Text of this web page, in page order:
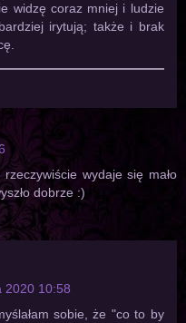
widzę coraz mniej i ludzie
irytują; także i brak
wydaje się mało
dobrze :)
2020 10:58
sobie, że "co to by